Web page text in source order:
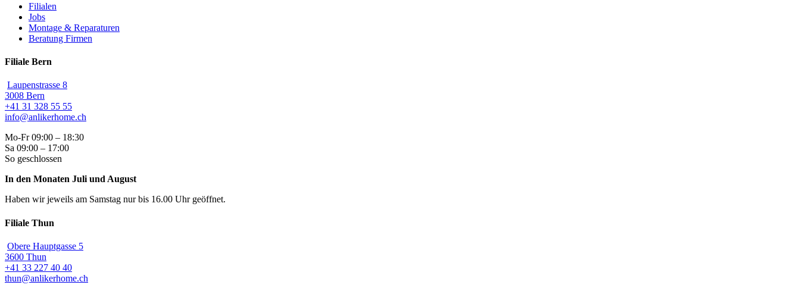
Filialen
Jobs
Montage & Reparaturen
Beratung Firmen
Filiale Bern
Laupenstrasse 8
3008 Bern
+41 31 328 55 55
info@anlikerhome.ch
Mo-Fr 09:00 – 18:30
Sa 09:00 – 17:00
So geschlossen
In den Monaten Juli und August
Haben wir jeweils am Samstag nur bis 16.00 Uhr geöffnet.
Filiale Thun
Obere Hauptgasse 5
3600 Thun
+41 33 227 40 40
thun@anlikerhome.ch